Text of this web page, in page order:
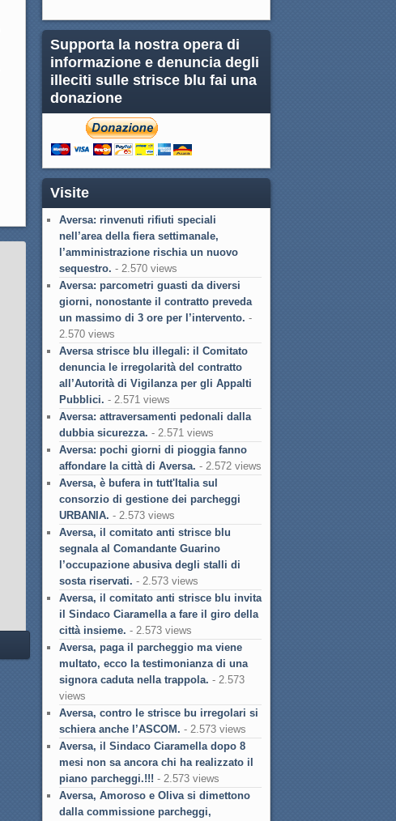
Supporta la nostra opera di
informazione e denuncia degli
illeciti sulle strisce blu fai una
donazione
Visite
Aversa: rinvenuti rifiuti speciali
nell’area della fiera settimanale,
l’amministrazione rischia un nuovo
sequestro. - 2.570 views
Aversa: parcometri guasti da diversi
giorni, nonostante il contratto preveda
un massimo di 3 ore per l’intervento. -
2.570 views
Aversa strisce blu illegali: il Comitato
denuncia le irregolarità del contratto
all’Autorità di Vigilanza per gli Appalti
Pubblici. - 2.571 views
Aversa: attraversamenti pedonali dalla
dubbia sicurezza. - 2.571 views
Aversa: pochi giorni di pioggia fanno
affondare la città di Aversa. - 2.572 views
Aversa, è bufera in tutt'Italia sul
consorzio di gestione dei parcheggi
URBANIA. - 2.573 views
Aversa, il comitato anti strisce blu
segnala al Comandante Guarino
l’occupazione abusiva degli stalli di
sosta riservati. - 2.573 views
Aversa, il comitato anti strisce blu invita
il Sindaco Ciaramella a fare il giro della
città insieme. - 2.573 views
Aversa, paga il parcheggio ma viene
multato, ecco la testimonianza di una
signora caduta nella trappola. - 2.573
views
Aversa, contro le strisce bu irregolari si
schiera anche l’ASCOM. - 2.573 views
Aversa, il Sindaco Ciaramella dopo 8
mesi non sa ancora chi ha realizzato il
piano parcheggi.!!! - 2.573 views
Aversa, Amoroso e Oliva si dimettono
dalla commissione parcheggi,